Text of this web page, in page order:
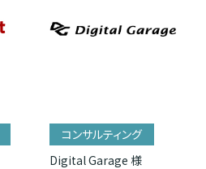
コンサルティング
Digital Garage 様